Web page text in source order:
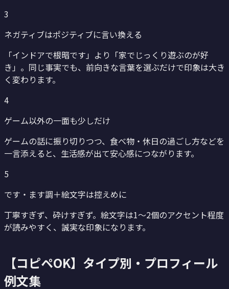
3
ネガティブはポジティブに言い換える
「インドアで根暗です」より「家でじっくり遊ぶのが好
き」。同じ事実でも、前向きな言葉を選ぶだけで印象は大き
く変わります。
4
ゲーム以外の一面も少しだけ
ゲームの話に振り切りつつ、食べ物・休日の過ごし方などを
一言添えると、生活感が出て安心感につながります。
5
です・ます調＋絵文字は控えめに
丁寧すぎず、砕けすぎず。絵文字は1〜2個のアクセント程度
が読みやすく、誠実な印象になります。
【コピペOK】タイプ別・プロフィール
例文集